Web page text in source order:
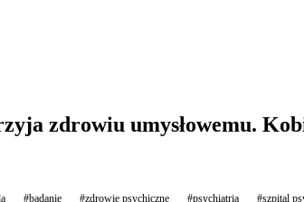
zdrowiu umysłowemu.
#badanie #zdrowie psychiczne #psychiatria #szpital